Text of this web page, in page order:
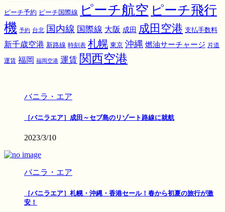
ピーチ予約 ピーチ国際線 ピーチ航空 ピーチ飛行
機 予約 台北 国内線 国際線 大阪 成田 成田空港 支払手数料
新千歳空港 新路線 時刻表 札幌 東京 沖縄 燃油サーチャージ 片道
運賃 福岡 福岡空港 運賃 関西空港
バニラ・エア
［バニラエア］成田～セブ島のリゾート路線に就航
2023/3/10
バニラ・エア
［バニラエア］札幌・沖縄・香港セール！春から初夏の旅行が激
安！